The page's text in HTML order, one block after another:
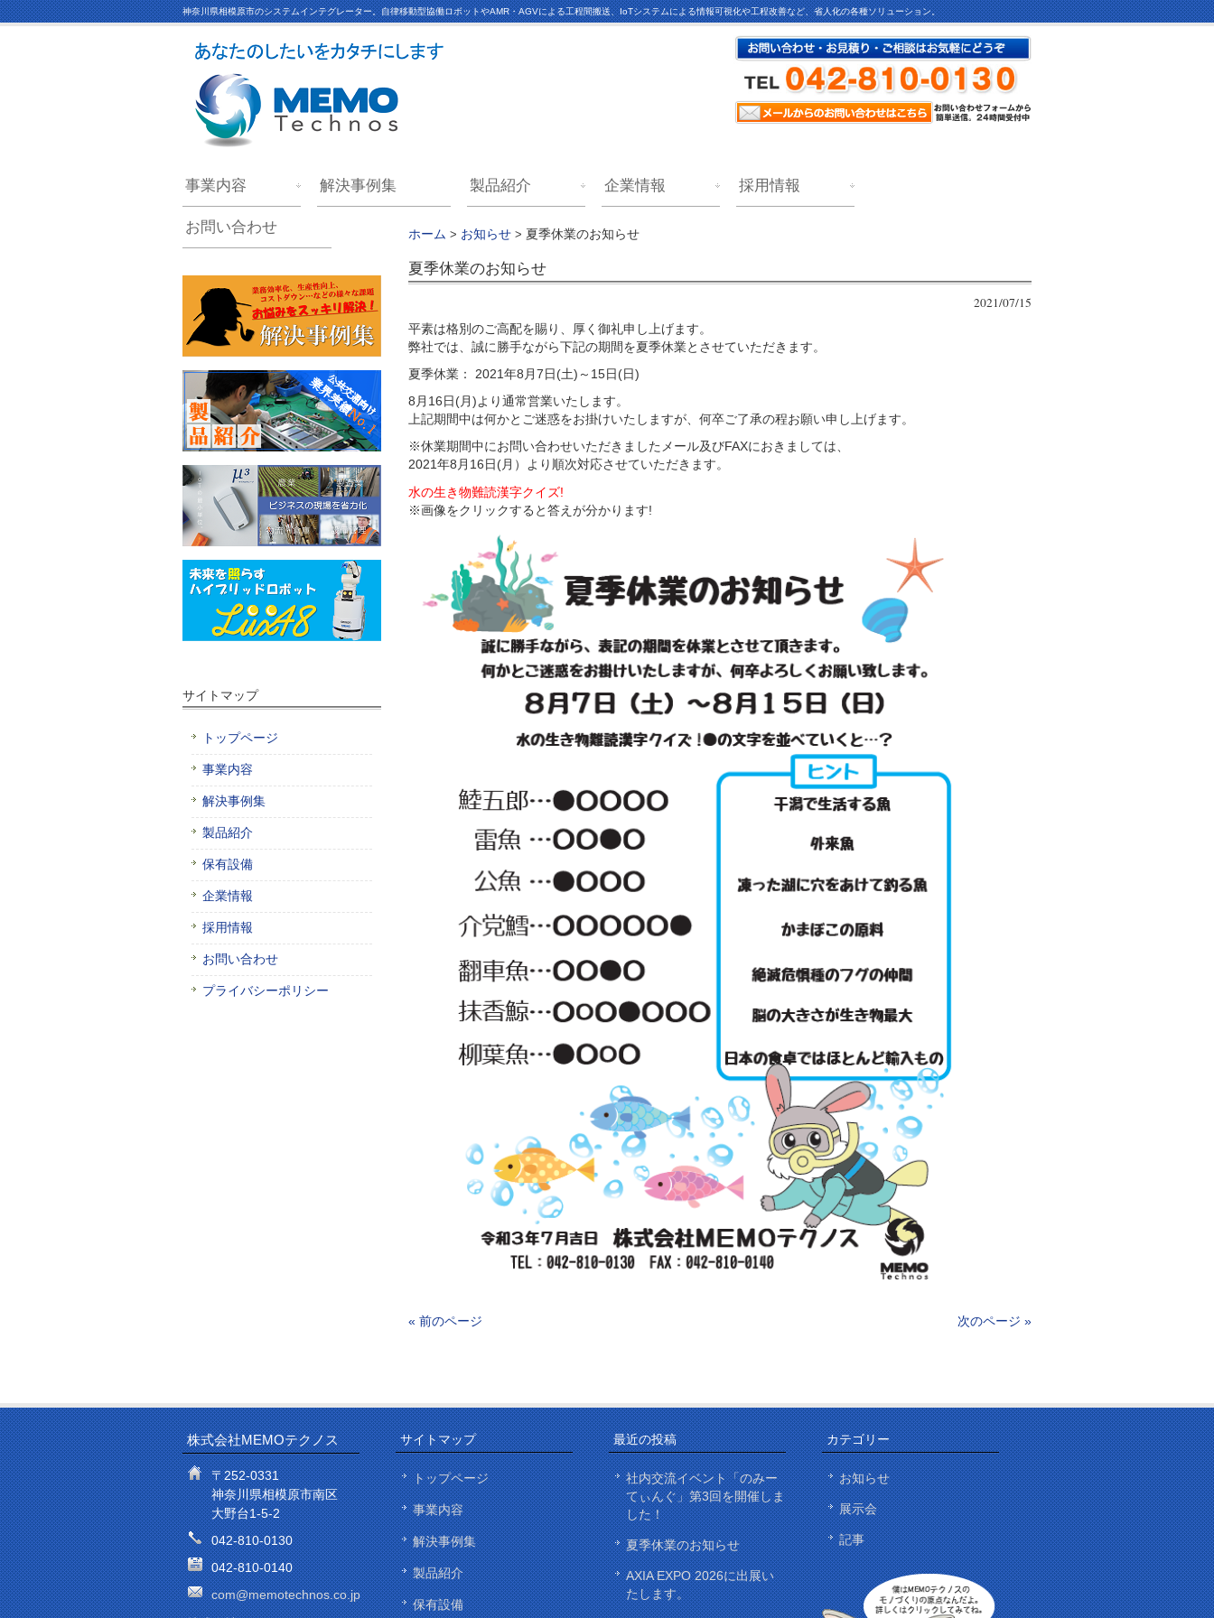
神奈川県相模原市のシステムインテグレーター。自律移動型協働ロボットやAMR・AGVによる工程間搬送、IoTシステムによる情報可視化や工程改善など、省人化の各種ソリューション。
事業内容 解決事例集 製品紹介 企業情報 採用情報
お問い合わせ ホーム > お知らせ > 夏季休業のお知らせ
夏季休業のお知らせ
2021/07/15
平素は格別のご高配を賜り、厚く御礼申し上げます。
弊社では、誠に勝手ながら下記の期間を夏季休業とさせていただきます。
夏季休業： 2021年8月7日(土)～15日(日)
8月16日(月)より通常営業いたします。
上記期間中は何かとご迷惑をお掛けいたしますが、何卒ご了承の程お願い申し上げます。
※休業期間中にお問い合わせいただきましたメール及びFAXにおきましては、
2021年8月16日(月）より順次対応させていただきます。
水の生き物難読漢字クイズ!
※画像をクリックすると答えが分かります!
« 前のページ 次のページ »
サイトマップ
トップページ
事業内容
解決事例集
製品紹介
保有設備
企業情報
採用情報
お問い合わせ
プライバシーポリシー
株式会社MEMOテクノス
〒252-0331
神奈川県相模原市南区
大野台1-5-2
042-810-0130
042-810-0140
com@memotechnos.co.jp
サイトマップ
トップページ
事業内容
解決事例集
製品紹介
保有設備
最近の投稿
社内交流イベント「のみー
てぃんぐ」第3回を開催しま
した！
夏季休業のお知らせ
AXIA EXPO 2026に出展い
たします。
カテゴリー
お知らせ
展示会
記事